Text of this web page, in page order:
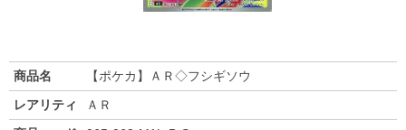
商品名
【ポケカ】ＡＲ◇フシギソウ
レアリティ
ＡＲ